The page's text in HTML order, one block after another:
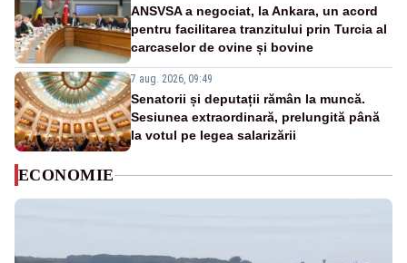
ANSVSA a negociat, la Ankara, un acord
pentru facilitarea tranzitului prin Turcia al
carcaselor de ovine și bovine
7 aug. 2026, 09:49
Senatorii și deputații rămân la muncă.
Sesiunea extraordinară, prelungită până
la votul pe legea salarizării
ECONOMIE